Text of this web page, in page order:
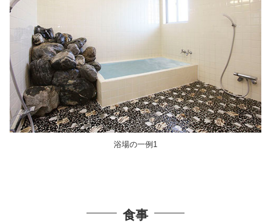
浴場の一例1
食事